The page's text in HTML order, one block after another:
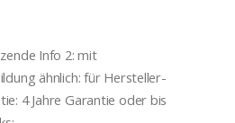
Info 2: mit
ähnlich: für Hersteller-
4 Jahre Garantie oder bis